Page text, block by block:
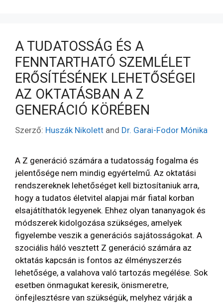
A TUDATOSSÁG ÉS A
FENNTARTHATÓ SZEMLÉLET
ERŐSÍTÉSÉNEK LEHETŐSÉGEI
AZ OKTATÁSBAN A Z
GENERÁCIÓ KÖRÉBEN
Szerző: Huszák Nikolett and Dr. Garai-Fodor Mónika
A Z generáció számára a tudatosság fogalma és
jelentősége nem mindig egyértelmű. Az oktatási
rendszereknek lehetőséget kell biztosítaniuk arra,
hogy a tudatos életvitel alapjai már fiatal korban
elsajátíthatók legyenek. Ehhez olyan tananyagok és
módszerek kidolgozása szükséges, amelyek
figyelembe veszik a generációs sajátosságokat. A
szociális háló vesztett Z generáció számára az
oktatás kapcsán is fontos az élményszerzés
lehetősége, a valahova való tartozás megélése. Sok
esetben önmagukat keresik, önismeretre,
önfejlesztésre van szükségük, melyhez várják a